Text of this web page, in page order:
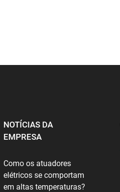
NOTÍCIAS DA
EMPRESA
Como os atuadores
elétricos se comportam
em altas temperaturas?